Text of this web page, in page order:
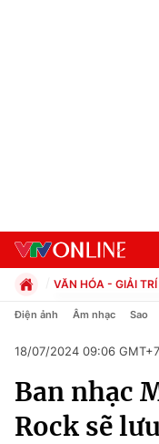
Chuyên mục
Chính trị
VĂN HÓA - GIẢI TRÍ
Chính trị
Pháp luật
Kinh tế
Thể thao
Truyền hình
Điện ảnh Âm nhạc Sao
18/07/2024 09:06 GMT+7
Ban nhạc
Rock sẽ